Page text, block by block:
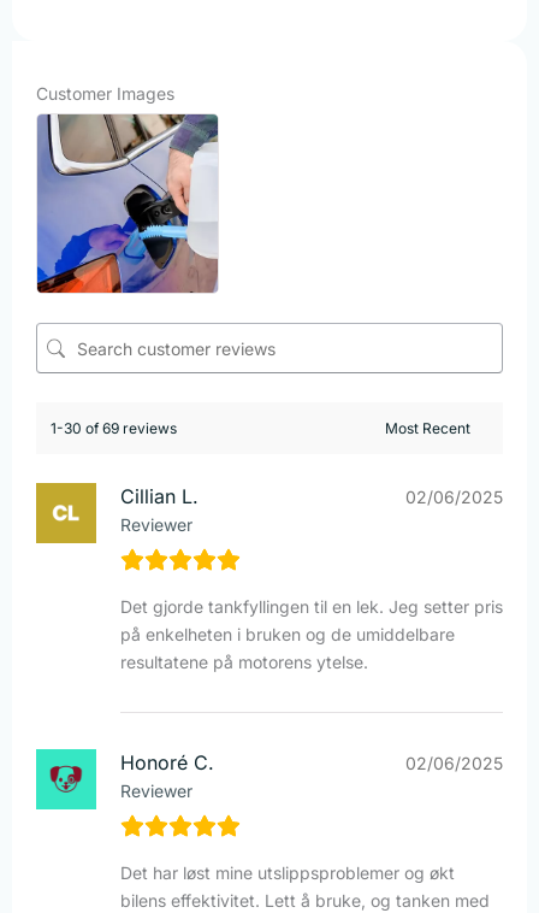
Customer Images
1-30 of 69 reviews
Cillian L.
Reviewer
02/06/2025
Det gjorde tankfyllingen til en lek. Jeg setter pris
på enkelheten i bruken og de umiddelbare
resultatene på motorens ytelse.
Honoré C.
Reviewer
02/06/2025
Det har løst mine utslippsproblemer og økt
bilens effektivitet. Lett å bruke, og tanken med